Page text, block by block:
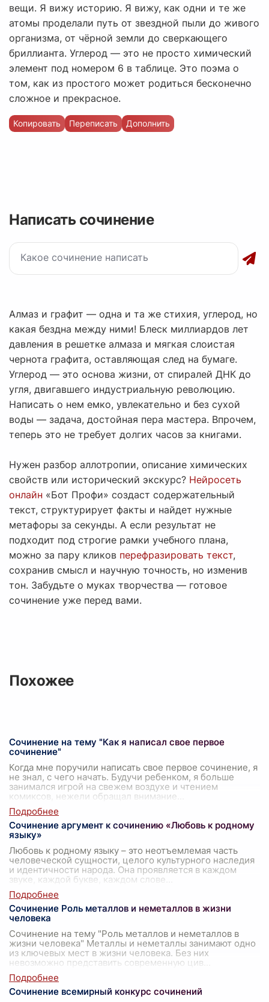
вещи. Я вижу историю. Я вижу, как одни и те же
атомы проделали путь от звездной пыли до живого
организма, от чёрной земли до сверкающего
бриллианта. Углерод — это не просто химический
элемент под номером 6 в таблице. Это поэма о
том, как из простого может родиться бесконечно
сложное и прекрасное.
Копировать Переписать Дополнить
Написать сочинение
Алмаз и графит — одна и та же стихия, углерод, но
какая бездна между ними! Блеск миллиардов лет
давления в решетке алмаза и мягкая слоистая
чернота графита, оставляющая след на бумаге.
Углерод — это основа жизни, от спиралей ДНК до
угля, двигавшего индустриальную революцию.
Написать о нем емко, увлекательно и без сухой
воды — задача, достойная пера мастера. Впрочем,
теперь это не требует долгих часов за книгами.
Нужен разбор аллотропии, описание химических
свойств или исторический экскурс? Нейросеть
онлайн «Бот Профи» создаст содержательный
текст, структурирует факты и найдет нужные
метафоры за секунды. А если результат не
подходит под строгие рамки учебного плана,
можно за пару кликов перефразировать текст,
сохранив смысл и научную точность, но изменив
тон. Забудьте о муках творчества — готовое
сочинение уже перед вами.
Похожее
Сочинение на тему "Как я написал свое первое
сочинение"
Когда мне поручили написать свое первое сочинение, я
не знал, с чего начать. Будучи ребенком, я больше
занимался игрой на свежем воздухе и чтением
комиксов, нежели обращал внимание
Сочинение аргумент к сочинению «Любовь к родному
языку»
Любовь к родному языку – это неотъемлемая часть
человеческой сущности, целого культурного наследия
и идентичности народа. Она проявляется в каждом
звуке, каждой букве, каждом слове
Сочинение Роль металлов и неметаллов в жизни
человека
Сочинение на тему "Роль металлов и неметаллов в
жизни человека" Металлы и неметаллы занимают одно
из ключевых мест в жизни человека. Без них
невозможно представить современную цив
Сочинение всемирный конкурс сочинений